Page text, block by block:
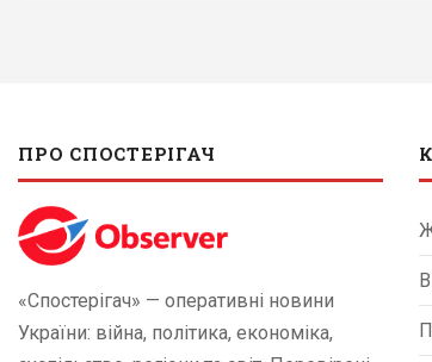
ПРО СПОСТЕРІГАЧ
«Спостерігач» — оперативні новини
України: війна, політика, економіка,